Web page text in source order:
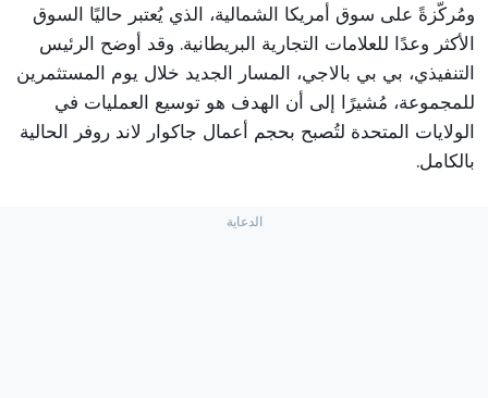
ومُركّزةً على سوق أمريكا الشمالية، الذي يُعتبر حاليًا السوق
الأكثر وعدًا للعلامات التجارية البريطانية. وقد أوضح الرئيس
التنفيذي، بي بي بالاجي، المسار الجديد خلال يوم المستثمرين
للمجموعة، مُشيرًا إلى أن الهدف هو توسيع العمليات في
الولايات المتحدة لتُصبح بحجم أعمال جاكوار لاند روفر الحالية
بالكامل.